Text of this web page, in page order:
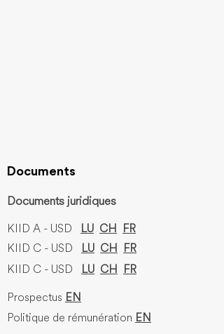
Documents
Documents juridiques
KIID A - USD LU CH
FR
KIID C - USD
LU CH
FR
KIID C - USD
LU CH FR
Prospectus EN
Politique de rémunération EN